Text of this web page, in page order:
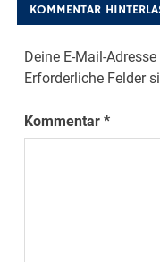
KOMMENTAR
Deine E-Mail-
Erforderliche Felder
Kommentar*